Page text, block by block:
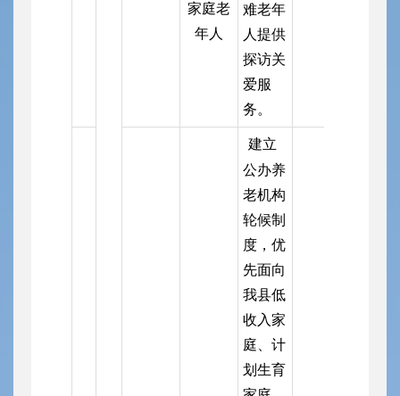
家庭老
年人
难老年
人提供
探访关
爱服
务。
建立
公办养
老机构
轮候制
度，优
先面向
我县低
收入家
庭、计
划生育